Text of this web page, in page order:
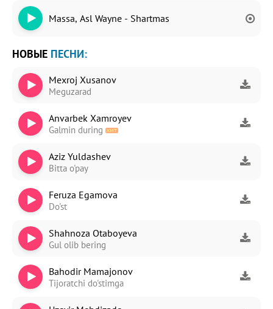
Massa, Asl Wayne - Shartmas
НОВЫЕ ПЕСНИ:
Mexroj Xusanov
Meguzarad
Anvarbek Xamroyev
Galmin during
Aziz Yuldashev
Bitta o'pay
Feruza Egamova
Do'st
Shahnoza Otaboyeva
Gul olib bering
Bahodir Mamajonov
Tijoratchi do'stimga